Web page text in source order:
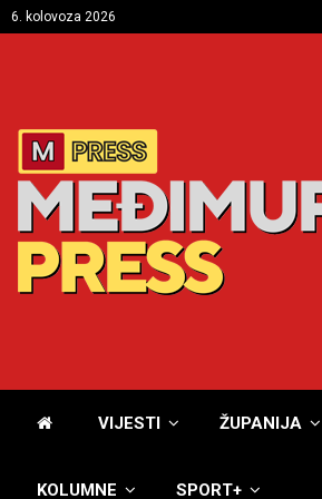
6. kolovoza 2026
VIJESTI ŽUPANIJA
KOLUMNE SPORT+